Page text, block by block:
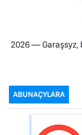
2026 —
ABUNAÇYLARA